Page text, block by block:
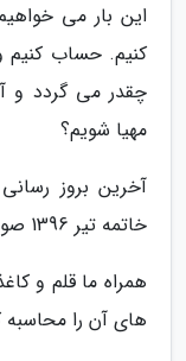
این بار می
کنیم. حساب کنیم
چقدر می گردد و
مهیا شویم؟
آخرین بروز
خاتمه تیر 1396 صورت گرفته است.
همراه ما قلم و
های آن را محاسبه